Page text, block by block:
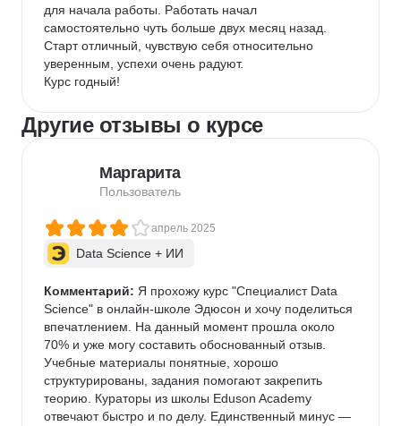
для начала работы. Работать начал
самостоятельно чуть больше двух месяц назад.
Старт отличный, чувствую себя относительно
уверенным, успехи очень радуют.
Курс годный!
Другие отзывы о курсе
Маргарита
Пользователь
апрель 2025
Data Science + ИИ
Комментарий: Я прохожу курс "Специалист Data
Science" в онлайн-школе Эдюсон и хочу поделиться
впечатлением. На данный момент прошла около
70% и уже могу составить обоснованный отзыв.
Учебные материалы понятные, хорошо
структурированы, задания помогают закрепить
теорию. Кураторы из школы Eduson Academy
отвечают быстро и по делу. Единственный минус —